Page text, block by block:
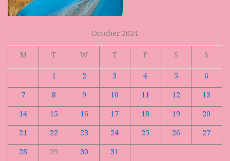
October 2024
M
T W T F S
S
1
2 3 4 5
6
7
8 9 10 11 12
13
14
15 16 17 18 19
20
21
22 23 24 25 26
27
28
29 30 31